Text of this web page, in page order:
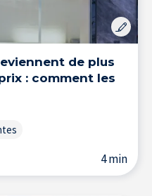
de plus
: comment les
4 min